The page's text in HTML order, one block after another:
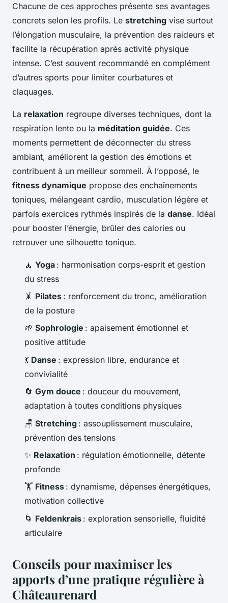
Chacune de ces approches présente ses avantages
concrets selon les profils. Le stretching vise surtout
l’élongation musculaire, la prévention des raideurs et
facilite la récupération après activité physique
intense. C’est souvent recommandé en complément
d’autres sports pour limiter courbatures et
claquages.
La relaxation regroupe diverses techniques, dont la
respiration lente ou la méditation guidée. Ces
moments permettent de déconnecter du stress
ambiant, améliorent la gestion des émotions et
contribuent à un meilleur sommeil. À l’opposé, le
fitness dynamique propose des enchaînements
toniques, mélangeant cardio, musculation légère et
parfois exercices rythmés inspirés de la danse. Idéal
pour booster l’énergie, brûler des calories ou
retrouver une silhouette tonique.
🧘 Yoga : harmonisation corps-esprit et gestion
du stress
🤸 Pilates : renforcement du tronc, amélioration
de la posture
🌱 Sophrologie : apaisement émotionnel et
positive attitude
💃 Danse : expression libre, endurance et
convivialité
🔄 Gym douce : douceur du mouvement,
adaptation à toutes conditions physiques
🪑 Stretching : assouplissement musculaire,
prévention des tensions
✨ Relaxation : régulation émotionnelle, détente
profonde
🏋️ Fitness : dynamisme, dépenses énergétiques,
motivation collective
🌀 Feldenkrais : exploration sensorielle, fluidité
articulaire
Conseils pour maximiser les
apports d’une pratique régulière à
Châteaurenard